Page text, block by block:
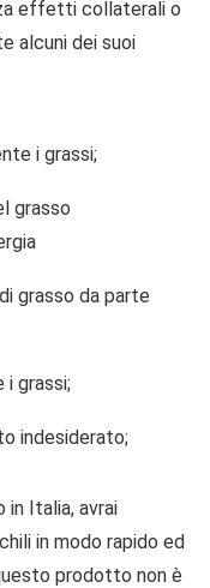
effetti collaterali o
alcuni dei suoi
i grassi;
grasso
grasso da parte
i grassi;
indesiderato;
in Italia, avrai
in modo rapido ed
prodotto non è